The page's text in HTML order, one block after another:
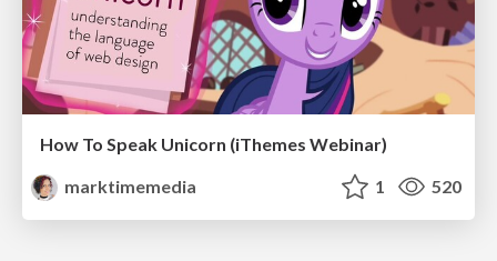
How To Speak Unicorn (iThemes Webinar)
marktimemedia
1 520